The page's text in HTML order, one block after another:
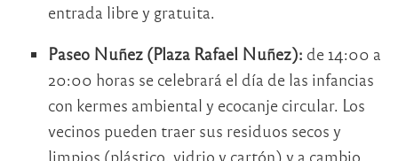
entrada libre y gratuita.
Paseo Nuñez (Plaza Rafael Nuñez): de 14:00 a
20:00 horas se celebrará el día de las infancias
con kermes ambiental y ecocanje circular. Los
vecinos pueden traer sus residuos secos y
limpios (plástico, vidrio y cartón) y a cambio